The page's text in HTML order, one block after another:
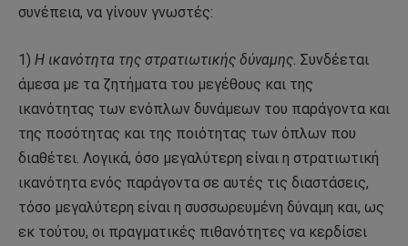
συνέπεια, να γίνουν γνωστές:
1) Η ικανότητα της στρατιωτικής δύναμης. Συνδέεται
άμεσα με τα ζητήματα του μεγέθους και της
ικανότητας των ενόπλων δυνάμεων του παράγοντα και
της ποσότητας και της ποιότητας των όπλων που
διαθέτει. Λογικά, όσο μεγαλύτερη είναι η στρατιωτική
ικανότητα ενός παράγοντα σε αυτές τις διαστάσεις,
τόσο μεγαλύτερη είναι η συσσωρευμένη δύναμη και, ως
εκ τούτου, οι πραγματικές πιθανότητες να κερδίσει